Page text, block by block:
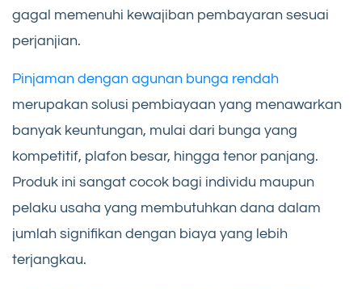
gagal memenuhi kewajiban pembayaran sesuai
perjanjian.
Pinjaman dengan agunan bunga rendah
merupakan solusi pembiayaan yang menawarkan
banyak keuntungan, mulai dari bunga yang
kompetitif, plafon besar, hingga tenor panjang.
Produk ini sangat cocok bagi individu maupun
pelaku usaha yang membutuhkan dana dalam
jumlah signifikan dengan biaya yang lebih
terjangkau.